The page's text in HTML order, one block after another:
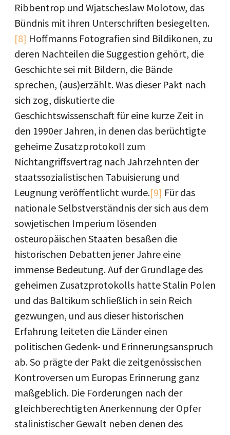
Ribbentrop und Wjatscheslaw Molotow, das
Bündnis mit ihren Unterschriften besiegelten.
[8] Hoffmanns Fotografien sind Bildikonen, zu
deren Nachteilen die Suggestion gehört, die
Geschichte sei mit Bildern, die Bände
sprechen, (aus)erzählt. Was dieser Pakt nach
sich zog, diskutierte die
Geschichtswissenschaft für eine kurze Zeit in
den 1990er Jahren, in denen das berüchtigte
geheime Zusatzprotokoll zum
Nichtangriffsvertrag nach Jahrzehnten der
staatssozialistischen Tabuisierung und
Leugnung veröffentlicht wurde.[9] Für das
nationale Selbstverständnis der sich aus dem
sowjetischen Imperium lösenden
osteuropäischen Staaten besaßen die
historischen Debatten jener Jahre eine
immense Bedeutung. Auf der Grundlage des
geheimen Zusatzprotokolls hatte Stalin Polen
und das Baltikum schließlich in sein Reich
gezwungen, und aus dieser historischen
Erfahrung leiteten die Länder einen
politischen Gedenk- und Erinnerungsanspruch
ab. So prägte der Pakt die zeitgenössischen
Kontroversen um Europas Erinnerung ganz
maßgeblich. Die Forderungen nach der
gleichberechtigten Anerkennung der Opfer
stalinistischer Gewalt neben denen des